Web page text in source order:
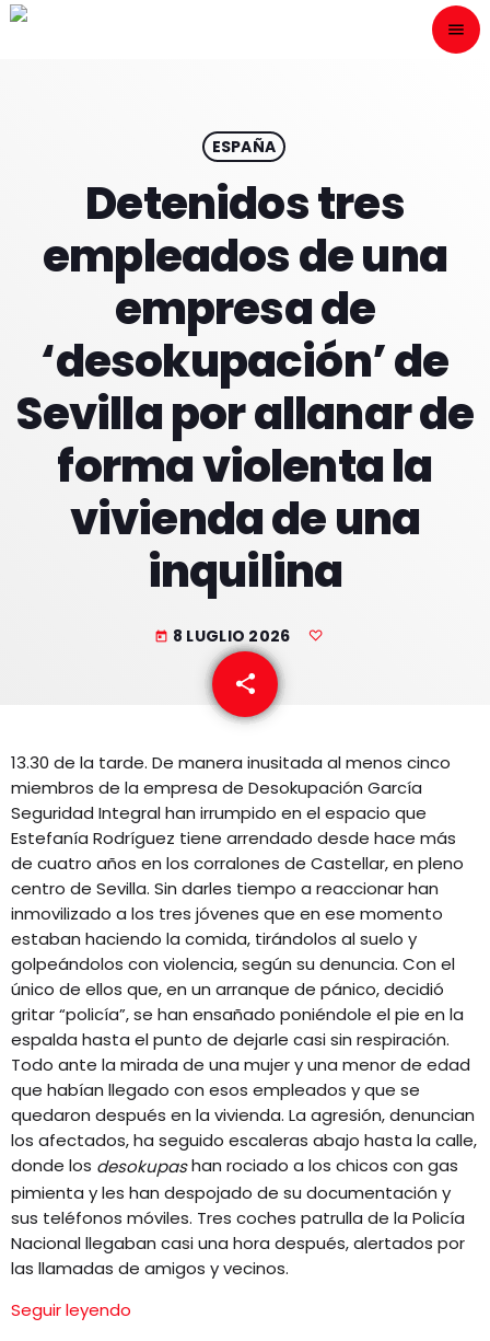
menu
HOME
PROGRAMACION
NUESTRAS FRECUENCIAS
EQUIPO
ESPAÑA
Detenidos tres
empleados de una
empresa de
‘desokupación’ de
Sevilla por allanar de
forma violenta la
vivienda de una
inquilina
today 8 LUGLIO 2026
share
email
13.30 de la tarde. De manera inusitada al menos cinco
miembros de la empresa de Desokupación García
Seguridad Integral han irrumpido en el espacio que
Estefanía Rodríguez tiene arrendado desde hace más
de cuatro años en los corralones de Castellar, en pleno
centro de Sevilla. Sin darles tiempo a reaccionar han
inmovilizado a los tres jóvenes que en ese momento
estaban haciendo la comida, tirándolos al suelo y
golpeándolos con violencia, según su denuncia. Con el
único de ellos que, en un arranque de pánico, decidió
gritar “policía”, se han ensañado poniéndole el pie en la
espalda hasta el punto de dejarle casi sin respiración.
Todo ante la mirada de una mujer y una menor de edad
que habían llegado con esos empleados y que se
quedaron después en la vivienda. La agresión, denuncian
los afectados, ha seguido escaleras abajo hasta la calle,
donde los desokupashan rociado a los chicos con gas
pimienta y les han despojado de su documentación y
sus teléfonos móviles. Tres coches patrulla de la Policía
Nacional llegaban casi una hora después, alertados por
las llamadas de amigos y vecinos.
Seguir leyendo